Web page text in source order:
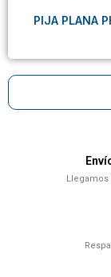
PIJA PLANA